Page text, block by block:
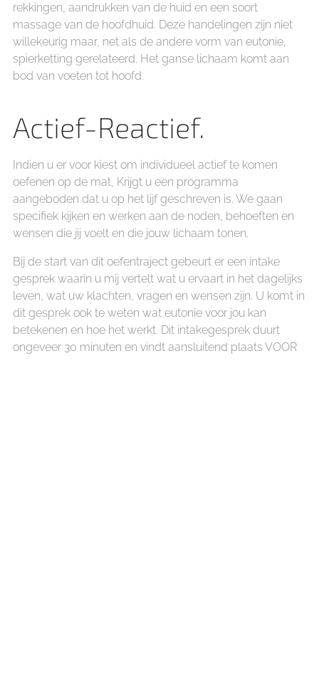
rekkingen, aandrukken van de huid en een soort
massage van de hoofdhuid. Deze handelingen zijn niet
willekeurig maar, net als de andere vorm van eutonie,
spierketting gerelateerd. Het ganse lichaam komt aan
bod van voeten tot hoofd.
Actief-Reactief.
Indien u er voor kiest om individueel actief te komen
oefenen op de mat, Krijgt u een programma
aangeboden dat u op het lijf geschreven is. We gaan
specifiek kijken en werken aan de noden, behoeften en
wensen die jij voelt en die jouw lichaam tonen.
Bij de start van dit oefentraject gebeurt er een intake
gesprek waarin u mij vertelt wat u ervaart in het dagelijks
leven, wat uw klachten, vragen en wensen zijn. U komt in
dit gesprek ook te weten wat eutonie voor jou kan
betekenen en hoe het werkt. Dit intakegesprek duurt
ongeveer 30 minuten en vindt aansluitend plaats VOOR